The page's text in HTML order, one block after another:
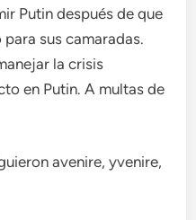
Putin después de que
sus camaradas.
la crisis
en Putin. A multas de
avenire, yvenire,